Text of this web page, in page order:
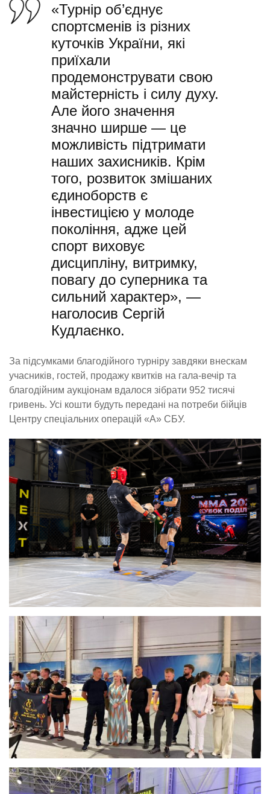
«Турнір об’єднує
спортсменів із різних
куточків України, які
приїхали
продемонструвати свою
майстерність і силу духу.
Але його значення
значно ширше — це
можливість підтримати
наших захисників. Крім
того, розвиток змішаних
єдиноборств є
інвестицією у молоде
покоління, адже цей
спорт виховує
дисципліну, витримку,
повагу до суперника та
сильний характер», —
наголосив Сергій
Кудлаєнко.
За підсумками благодійного турніру завдяки внескам
учасників, гостей, продажу квитків на гала-вечір та
благодійним аукціонам вдалося зібрати 952 тисячі
гривень. Усі кошти будуть передані на потреби бійців
Центру спеціальних операцій «А» СБУ.